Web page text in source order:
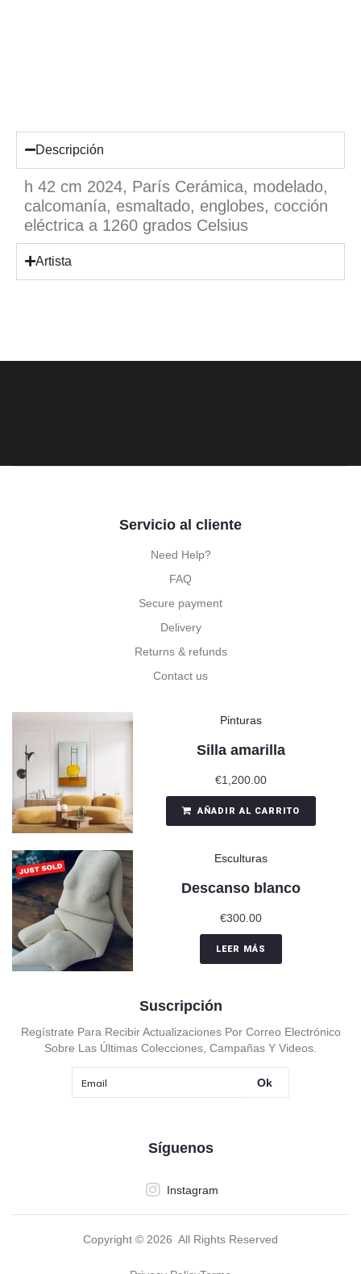
Descripción
h 42 cm 2024, París Cerámica, modelado,
calcomanía, esmaltado, englobes, cocción
eléctrica a 1260 grados Celsius
Artista
Servicio al cliente
Need Help?
FAQ
Secure payment
Delivery
Returns & refunds
Contact us
Pinturas
Silla amarilla
€1,200.00
AÑADIR AL CARRITO
Esculturas
Descanso blanco
€300.00
LEER MÁS
Suscripción
Regístrate Para Recibir Actualizaciones Por Correo Electrónico
Sobre Las Últimas Colecciones, Campañas Y Videos.
Ok
Síguenos
Instagram
Copyright © 2026 All Rights Reserved